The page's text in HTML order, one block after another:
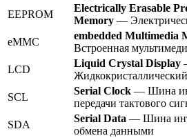
EEPROM
Electrically Erasable
Memory —
eMMC
embedded Multimedia
Встроенная
LCD
Liquid Crystal Display
SCL
Serial Clock — Шина
передачи тактового
SDA
Serial Data — Шина
обмена данными